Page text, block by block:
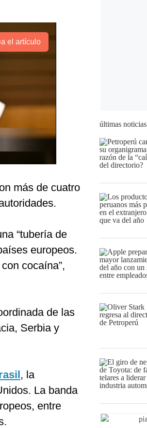
el artículo
más de cuatro
“tubería de
europeos.
cocaína”,
de las
Serbia y
, la
La banda
entre
últimas noticias